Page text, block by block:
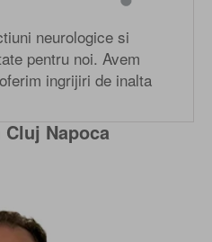
neurologice si
pentru noi. Avem
ingrijiri de inalta
Napoca